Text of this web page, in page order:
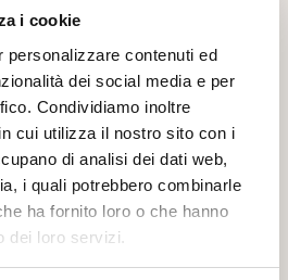
i cookie
personalizzare contenuti ed
dei social media e per
Condividiamo inoltre
cui utilizza il nostro sito con i
di analisi dei dati web,
i quali potrebbero combinarle
ha fornito loro o che hanno
dei loro servizi.